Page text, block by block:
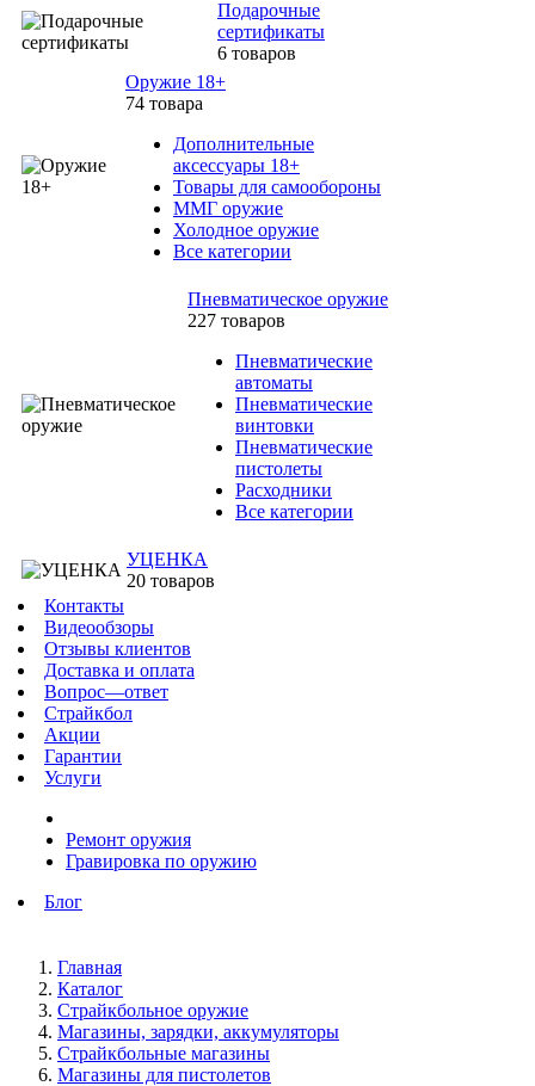
Подарочные
сертификаты
6 товаров
Оружие 18+
74 товара
Дополнительные
аксессуары 18+
Товары для самообороны
ММГ оружие
Холодное оружие
Все категории
Пневматическое оружие
227 товаров
Пневматические
автоматы
Пневматические
винтовки
Пневматические
пистолеты
Расходники
Все категории
УЦЕНКА
20 товаров
Контакты
Видеообзоры
Отзывы клиентов
Доставка и оплата
Вопрос—ответ
Страйкбол
Акции
Гарантии
Услуги
Ремонт оружия
Гравировка по оружию
Блог
Главная
Каталог
Страйкбольное оружие
Магазины, зарядки, аккумуляторы
Страйкбольные магазины
Магазины для пистолетов